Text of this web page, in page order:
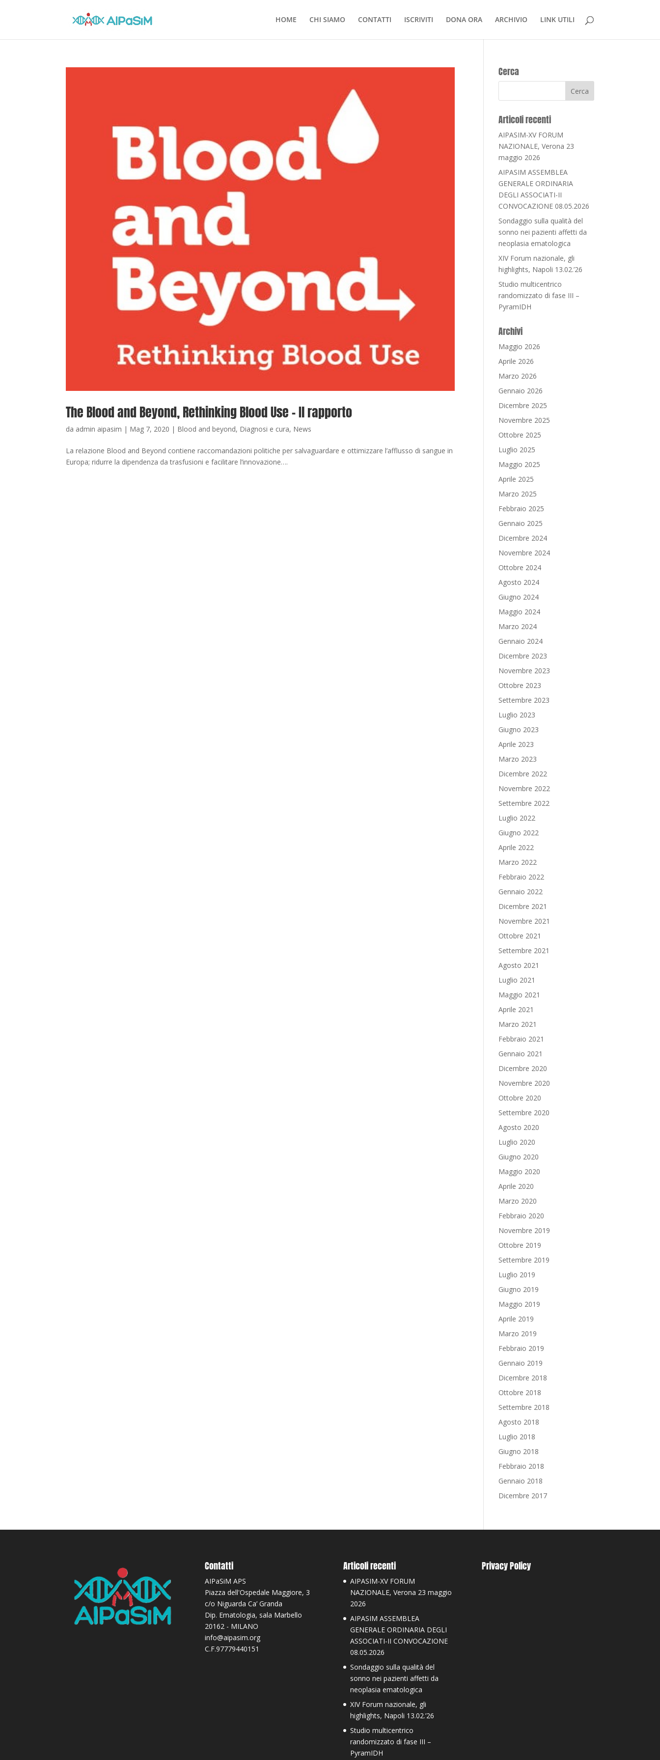
HOME CHI SIAMO CONTATTI ISCRIVITI DONA ORA ARCHIVIO LINK UTILI
The Blood and Beyond, Rethinking Blood Use – Il rapporto
da admin aipasim | Mag 7, 2020 | Blood and beyond, Diagnosi e cura, News
La relazione Blood and Beyond contiene raccomandazioni politiche per salvaguardare e ottimizzare l’afflusso di sangue in
Europa; ridurre la dipendenza da trasfusioni e facilitare l’innovazione….
Cerca
Articoli recenti
AIPASIM-XV FORUM
NAZIONALE, Verona 23
maggio 2026
AIPASIM ASSEMBLEA
GENERALE ORDINARIA
DEGLI ASSOCIATI-II
CONVOCAZIONE 08.05.2026
Sondaggio sulla qualità del
sonno nei pazienti affetti da
neoplasia ematologica
XIV Forum nazionale, gli
highlights, Napoli 13.02.’26
Studio multicentrico
randomizzato di fase III –
PyramIDH
Archivi
Maggio 2026
Aprile 2026
Marzo 2026
Gennaio 2026
Dicembre 2025
Novembre 2025
Ottobre 2025
Luglio 2025
Maggio 2025
Aprile 2025
Marzo 2025
Febbraio 2025
Gennaio 2025
Dicembre 2024
Novembre 2024
Ottobre 2024
Agosto 2024
Giugno 2024
Maggio 2024
Marzo 2024
Gennaio 2024
Dicembre 2023
Novembre 2023
Ottobre 2023
Settembre 2023
Luglio 2023
Giugno 2023
Aprile 2023
Marzo 2023
Dicembre 2022
Novembre 2022
Settembre 2022
Luglio 2022
Giugno 2022
Aprile 2022
Marzo 2022
Febbraio 2022
Gennaio 2022
Dicembre 2021
Novembre 2021
Ottobre 2021
Settembre 2021
Agosto 2021
Luglio 2021
Maggio 2021
Aprile 2021
Marzo 2021
Febbraio 2021
Gennaio 2021
Dicembre 2020
Novembre 2020
Ottobre 2020
Settembre 2020
Agosto 2020
Luglio 2020
Giugno 2020
Maggio 2020
Aprile 2020
Marzo 2020
Febbraio 2020
Novembre 2019
Ottobre 2019
Settembre 2019
Luglio 2019
Giugno 2019
Maggio 2019
Aprile 2019
Marzo 2019
Febbraio 2019
Gennaio 2019
Dicembre 2018
Ottobre 2018
Settembre 2018
Agosto 2018
Luglio 2018
Giugno 2018
Febbraio 2018
Gennaio 2018
Dicembre 2017
Contatti
AIPaSiM APS
Piazza dell'Ospedale Maggiore, 3
c/o Niguarda Ca’ Granda
Dip. Ematologia, sala Marbello
20162 - MILANO
info@aipasim.org
C.F.97779440151
Articoli recenti
AIPASIM-XV FORUM
NAZIONALE, Verona 23 maggio
2026
AIPASIM ASSEMBLEA
GENERALE ORDINARIA DEGLI
ASSOCIATI-II CONVOCAZIONE
08.05.2026
Sondaggio sulla qualità del
sonno nei pazienti affetti da
neoplasia ematologica
XIV Forum nazionale, gli
highlights, Napoli 13.02.’26
Studio multicentrico
randomizzato di fase III –
PyramIDH
Privacy Policy